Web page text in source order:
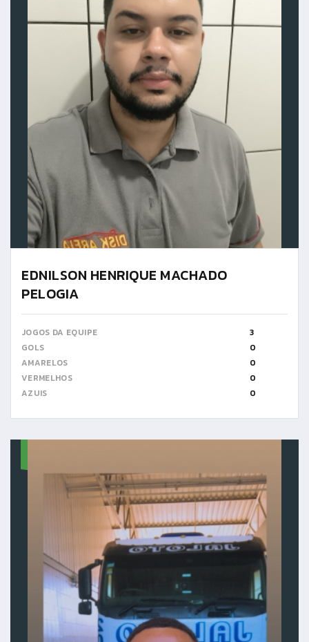
EDNILSON HENRIQUE MACHADO
PELOGIA
JOGOS DA EQUIPE
3
GOLS
0
AMARELOS
0
VERMELHOS
0
AZUIS
0